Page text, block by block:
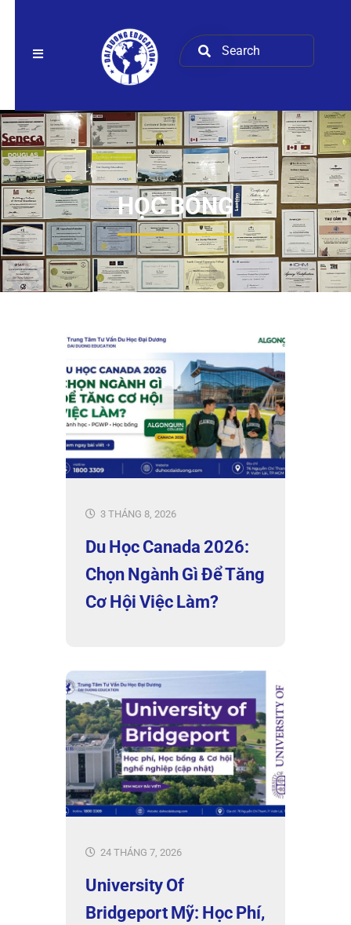
HỌC BỔNG
3 THÁNG 8, 2026
Du Học Canada 2026:
Chọn Ngành Gì Để Tăng
Cơ Hội Việc Làm?
24 THÁNG 7, 2026
University Of
Bridgeport Mỹ: Học Phí,